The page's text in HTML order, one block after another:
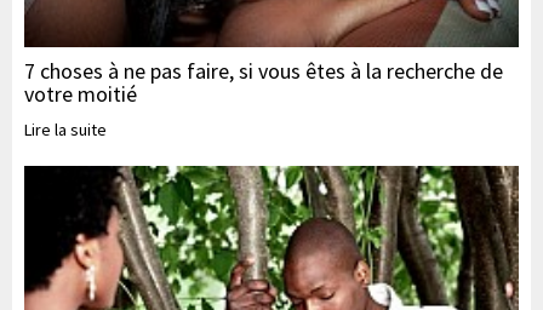
7 choses à ne pas faire, si vous êtes à la recherche de
votre moitié
Lire la suite